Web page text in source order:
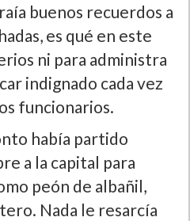
buenos recuerdos a
es qué en este
ni para administra
indignado cada vez
funcionarios.
habí­a partido
a la capital para
peón de albañil,
Nada le resarcí­a